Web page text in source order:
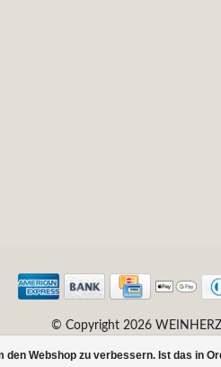
Webshop zu verbessern. Ist das in
© Copyright 2026